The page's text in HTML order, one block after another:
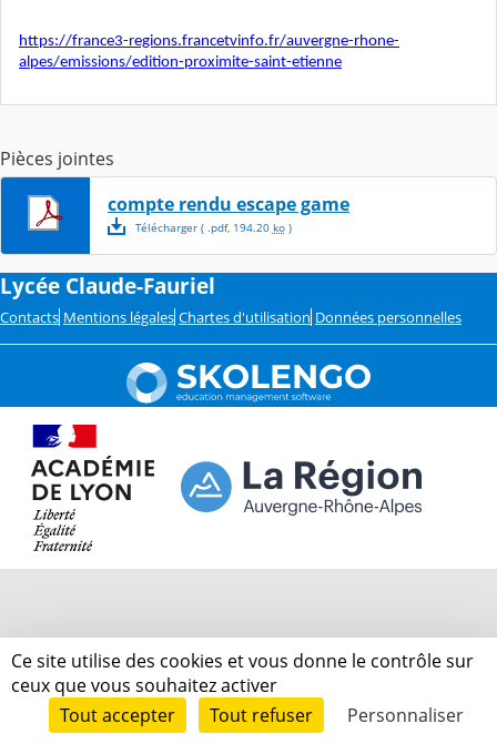
https://france3-regions.francetvinfo.fr/auvergne-rhone-
alpes/emissions/edition-proximite-saint-etienne
Pièces jointes
compte rendu escape game
Télécharger( .pdf, 194.20 ko)
Lycée Claude-Fauriel
Contacts Mentions légales Chartes d'utilisation Données personnelles
Ce site utilise des cookies et vous donne le contrôle sur
ceux que vous souhaitez activer
Tout accepter
Tout refuser Personnaliser